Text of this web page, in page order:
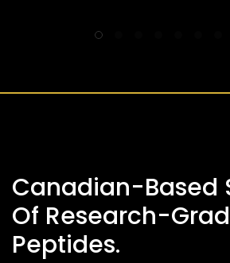
Canadian-Based
Of Research-
Peptides.